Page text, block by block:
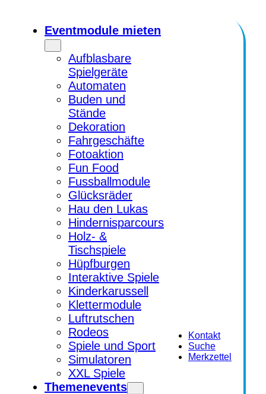
Eventmodule mieten
Aufblasbare
Spielgeräte
Automaten
Buden und
Stände
Dekoration
Fahrgeschäfte
Fotoaktion
Fun Food
Fussballmodule
Glücksräder
Hau den Lukas
Hindernisparcours
Holz- &
Tischspiele
Hüpfburgen
Interaktive Spiele
Kinderkarussell
Klettermodule
Luftrutschen
Rodeos
Spiele und Sport
Simulatoren
XXL Spiele
Themenevents
Kontakt
Suche
Merkzettel